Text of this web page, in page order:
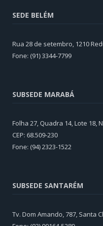
SEDE BELÉM
Rua 28 de setembro, 1210
Fone: (91) 3344-7799
SUBSEDE MARABÁ
Folha 27, Quadra 14, Lote 18,
CEP: 68.509-230
Fone: (94) 2323-1522
SUBSEDE SANTARÉM
Tv. Dom Amando, 787, Santa